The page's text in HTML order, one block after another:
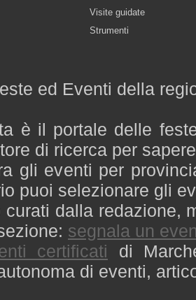
Visite guidate
Strumenti
ed Eventi della
è il portale delle
di ricerca per
gli eventi per
puoi selezionare gli
curati dalla redazione,
segnala un
certificati di
di eventi,